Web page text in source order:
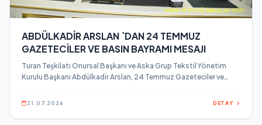
ABDÜLKADİR ARSLAN `DAN 24 TEMMUZ
GAZETECİLER VE BASIN BAYRAMI MESAJI
Turan Teşkilatı Onursal Başkanı ve Aska Grup Tekstil Yönetim
Kurulu Başkanı Abdülkadir Arslan, 24 Temmuz Gazeteciler ve
21.07.2026 DETAY